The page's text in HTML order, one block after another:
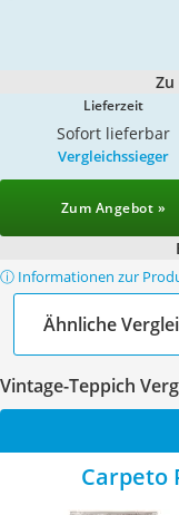
Zu
Lieferzeit
Sofort lieferbar
Vergleichssieger
Zum Angebot »
ⓘ Informationen zur
Ähnliche
Vintage-Teppich
Carpeto